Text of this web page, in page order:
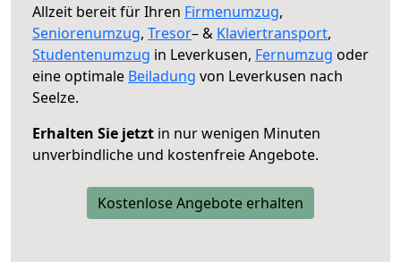
Allzeit bereit für Ihren Firmenumzug,
Seniorenumzug, Tresor– & Klaviertransport,
Studentenumzug in Leverkusen, Fernumzug oder
eine optimale Beiladung von Leverkusen nach
Seelze.
Erhalten Sie jetzt in nur wenigen Minuten
unverbindliche und kostenfreie Angebote.
Kostenlose Angebote erhalten